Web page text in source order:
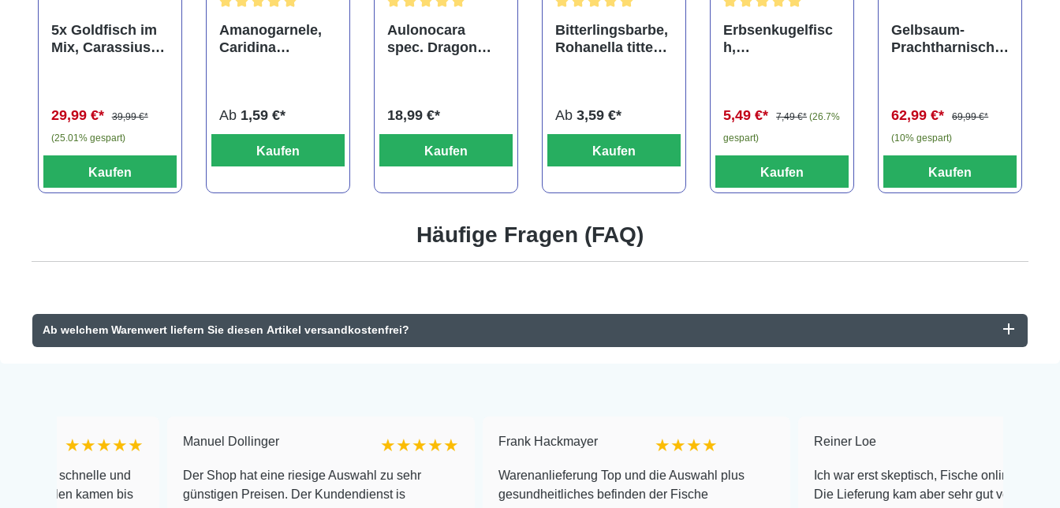
5x Goldfisch im
Mix, Carassius
29,99 €*
39,99 €*
(25.01% gespart)
Kaufen
Amanogarnele,
Caridina
Ab 1,59 €*
Kaufen
Aulonocara
spec. Dragon
18,99 €*
Kaufen
Bitterlingsbarbe,
Rohanella titteya,
Ab 3,59 €*
Kaufen
Erbsenkugelfisc
h,
5,49 €*
7,49 €* (26.7%
gespart)
Kaufen
Gelbsaum-
Prachtharnischw
62,99 €*
69,99 €*
(10% gespart)
Kaufen
Häufige Fragen (FAQ)
Ab welchem Warenwert liefern Sie diesen Artikel versandkostenfrei?
★★★★★
und
kamen bis
Manuel Dollinger ★★★★★
Der Shop hat eine riesige Auswahl zu sehr
günstigen Preisen. Der Kundendienst is
Frank Hackmayer ★★★★
Warenanlieferung Top und die Auswahl plus
gesundheitliches befinden der Fische
Ich war erst skeptisch, Fische online zu bestellen!
Die Lieferung kam aber sehr gut verpackt an und